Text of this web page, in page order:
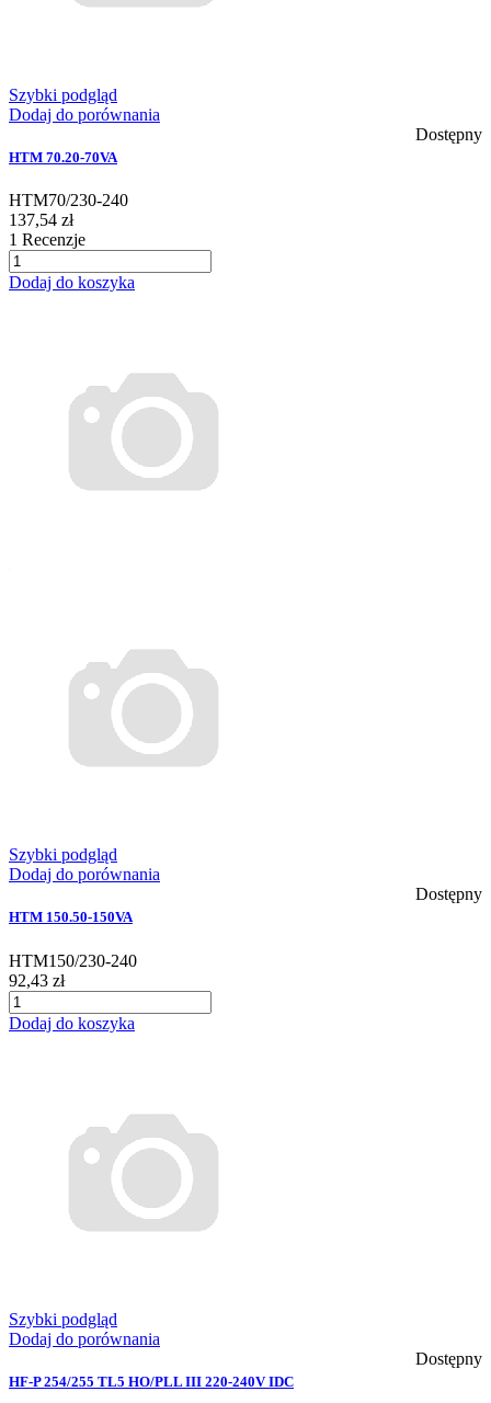
Szybki podgląd
Dodaj do porównania
Dostępny
HTM 70.20-70VA
HTM70/230-240
137,54 zł
1 Recenzje
Dodaj do koszyka
Szybki podgląd
Dodaj do porównania
Dostępny
HTM 150.50-150VA
HTM150/230-240
92,43 zł
Dodaj do koszyka
Szybki podgląd
Dodaj do porównania
Dostępny
HF-P 254/255 TL5 HO/PLL III 220-240V IDC